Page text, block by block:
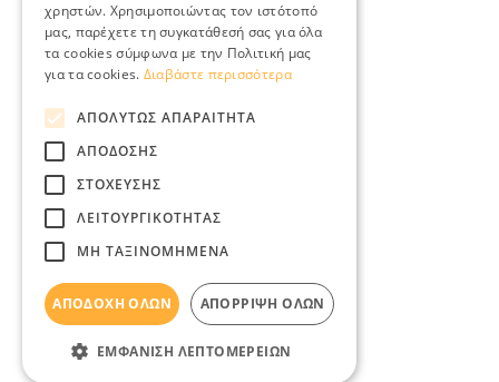
χρηστών. Χρησιμοποιώντας τον ιστότοπό
μας, παρέχετε τη συγκατάθεσή σας για όλα
τα cookies σύμφωνα με την Πολιτική μας
για τα cookies. Διαβάστε περισσότερα
ΑΠΟΛΎΤΩΣ ΑΠΑΡΑΊΤΗΤΑ
ΑΠΌΔΟΣΗΣ
ΣΤΌΧΕΥΣΗΣ
ΛΕΙΤΟΥΡΓΙΚΌΤΗΤΑΣ
ΜΗ ΤΑΞΙΝΟΜΗΜΈΝΑ
ΑΠΟΔΟΧΉ ΌΛΩΝ ΑΠΌΡΡΙΨΗ ΌΛΩΝ
ΕΜΦΆΝΙΣΗ ΛΕΠΤΟΜΕΡΕΙΏΝ